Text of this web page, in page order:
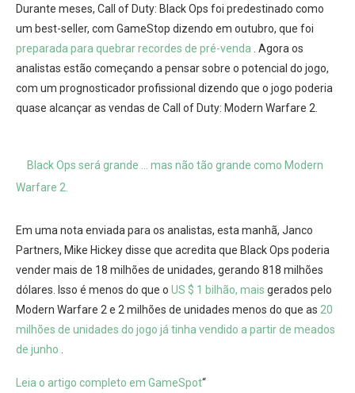
Durante meses, Call of Duty: Black Ops foi predestinado como
um best-seller, com GameStop dizendo em outubro, que foi
preparada para quebrar recordes de pré-venda . Agora os
analistas estão começando a pensar sobre o potencial do jogo,
com um prognosticador profissional dizendo que o jogo poderia
quase alcançar as vendas de Call of Duty: Modern Warfare 2.
Black Ops será grande … mas não tão grande como Modern
Warfare 2.
Em uma nota enviada para os analistas, esta manhã, Janco
Partners, Mike Hickey disse que acredita que Black Ops poderia
vender mais de 18 milhões de unidades, gerando 818 milhões
dólares. Isso é menos do que o US $ 1 bilhão, mais gerados pelo
Modern Warfare 2 e 2 milhões de unidades menos do que as 20
milhões de unidades do jogo já tinha vendido a partir de meados
de junho .
Leia o artigo completo em GameSpot“